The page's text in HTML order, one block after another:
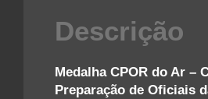
Descrição
Medalha CPOR do Ar –
Preparação de Oficiais